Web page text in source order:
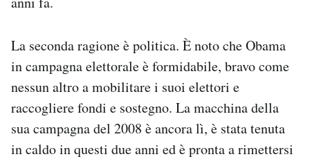
La seconda ragione è politica. È noto che Obama
in campagna elettorale è formidabile, bravo come
nessun altro a mobilitare i suoi elettori e
raccogliere fondi e sostegno. La macchina della
sua campagna del 2008 è ancora lì, è stata tenuta
in caldo in questi due anni ed è pronta a rimettersi